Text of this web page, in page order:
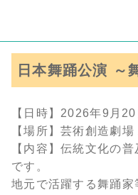
日本舞踊公演 ～
【日時】2026年9月
【場所】芸術創造劇
【内容】伝統文化の
です。
地元で活躍する舞踊家